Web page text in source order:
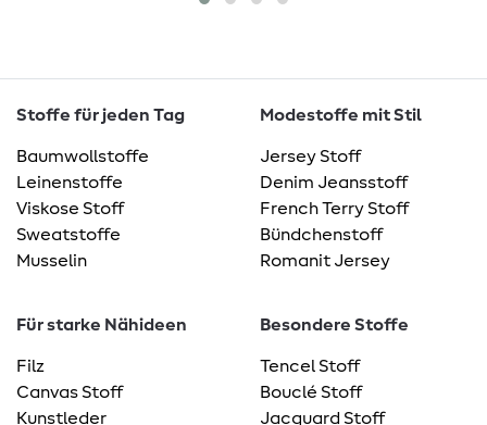
Stoffe für jeden Tag
Baumwollstoffe
Leinenstoffe
Viskose Stoff
Sweatstoffe
Musselin
Modestoffe mit Stil
Jersey Stoff
Denim Jeansstoff
French Terry Stoff
Bündchenstoff
Romanit Jersey
Für starke Nähideen
Filz
Canvas Stoff
Kunstleder
Besondere Stoffe
Tencel Stoff
Bouclé Stoff
Jacquard Stoff